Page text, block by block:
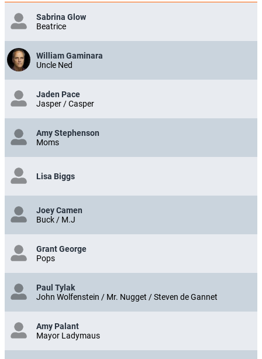
Sabrina Glow
Beatrice
William Gaminara
Uncle Ned
Jaden Pace
Jasper / Casper
Amy Stephenson
Moms
Lisa Biggs
Joey Camen
Buck / M.J
Grant George
Pops
Paul Tylak
John Wolfenstein / Mr. Nugget / Steven de Gannet
Amy Palant
Mayor Ladymaus